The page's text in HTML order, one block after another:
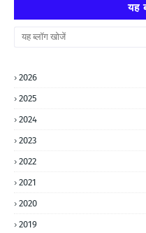
यह
2026
2025
2024
2023
2022
2021
2020
2019